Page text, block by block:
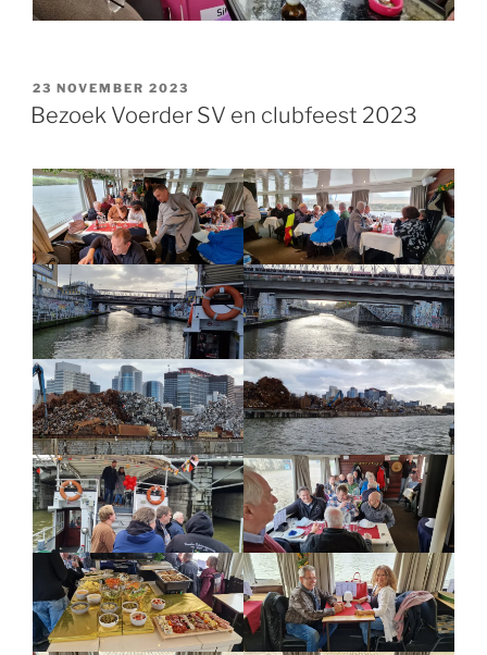
GEPLAATST
OP
23 NOVEMBER 2023
Bezoek Voerder SV en clubfeest 2023